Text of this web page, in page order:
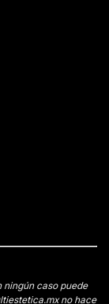
ningún caso puede
no hace